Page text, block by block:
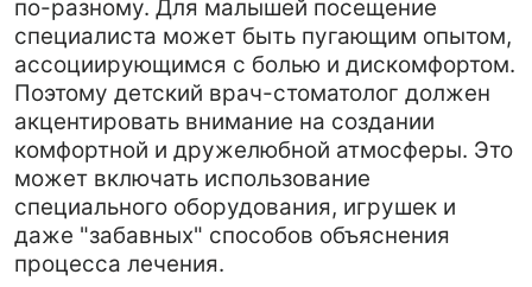
В терапевтической стоматологии детского
возраста встречается больше подходов к
лечению:
Фторирование. Это особенно актуально
для детей, у которых молочные зубы
подвержены кариесу из-за их
структуры.
Силиконовые пломбы. В отличие от
взрослых, которые чаще используют
композитные и амальгамовые пломбы,
в детской стоматологии могут